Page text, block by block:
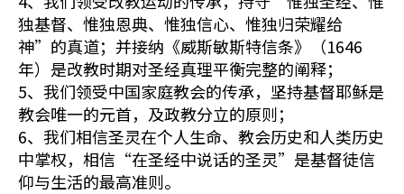
独基督、惟独恩典、惟独信心、惟独归荣耀给
神”的真道；并接纳《威斯敏斯特信条》（1646
年）是改教时期对圣经真理平衡完整的阐释；
5、我们领受中国家庭教会的传承，坚持基督耶稣是
教会唯一的元首，及政教分立的原则；
6、我们相信圣灵在个人生命、教会历史和人类历史
中掌权，相信“在圣经中说话的圣灵”是基督徒信
仰与生活的最高准则。